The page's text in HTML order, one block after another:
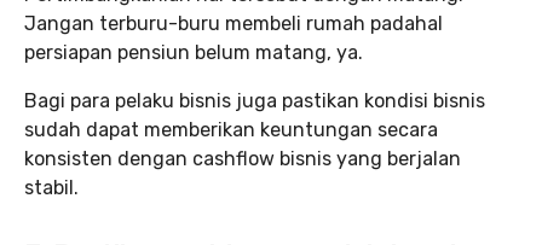
Jangan terburu-buru membeli rumah padahal
persiapan pensiun belum matang, ya.
Bagi para pelaku bisnis juga pastikan kondisi bisnis
sudah dapat memberikan keuntungan secara
konsisten dengan cashflow bisnis yang berjalan
stabil.